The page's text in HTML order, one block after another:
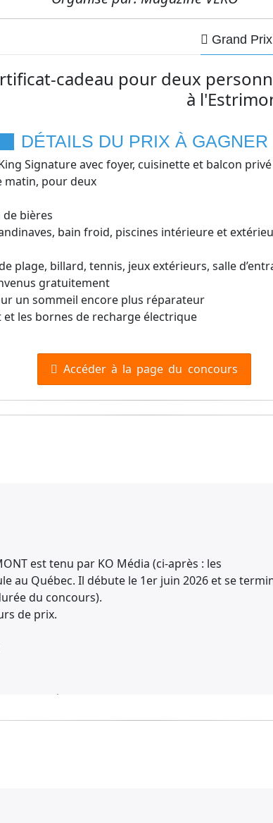
Grand
cadeau pour deux
à
DÉTAILS DU PRIX À GAGNER
Signature avec foyer, cuisinette et balcon privé
matin, pour deux
bières
bain froid, piscines intérieure et
plage, billard, tennis, jeux extérieurs, salle
gratuitement
un sommeil encore plus réparateur
et les bornes de recharge électrique
Accéder à la page du concours
est tenu par KO Média (ci-après : les
au Québec. Il débute le 1er juin 2026 et se
du concours).
de prix.
la majorité.
fournisseurs de prix, de matériel et de
tout autre intervenant directement lié à la
et agents sont domiciliés.